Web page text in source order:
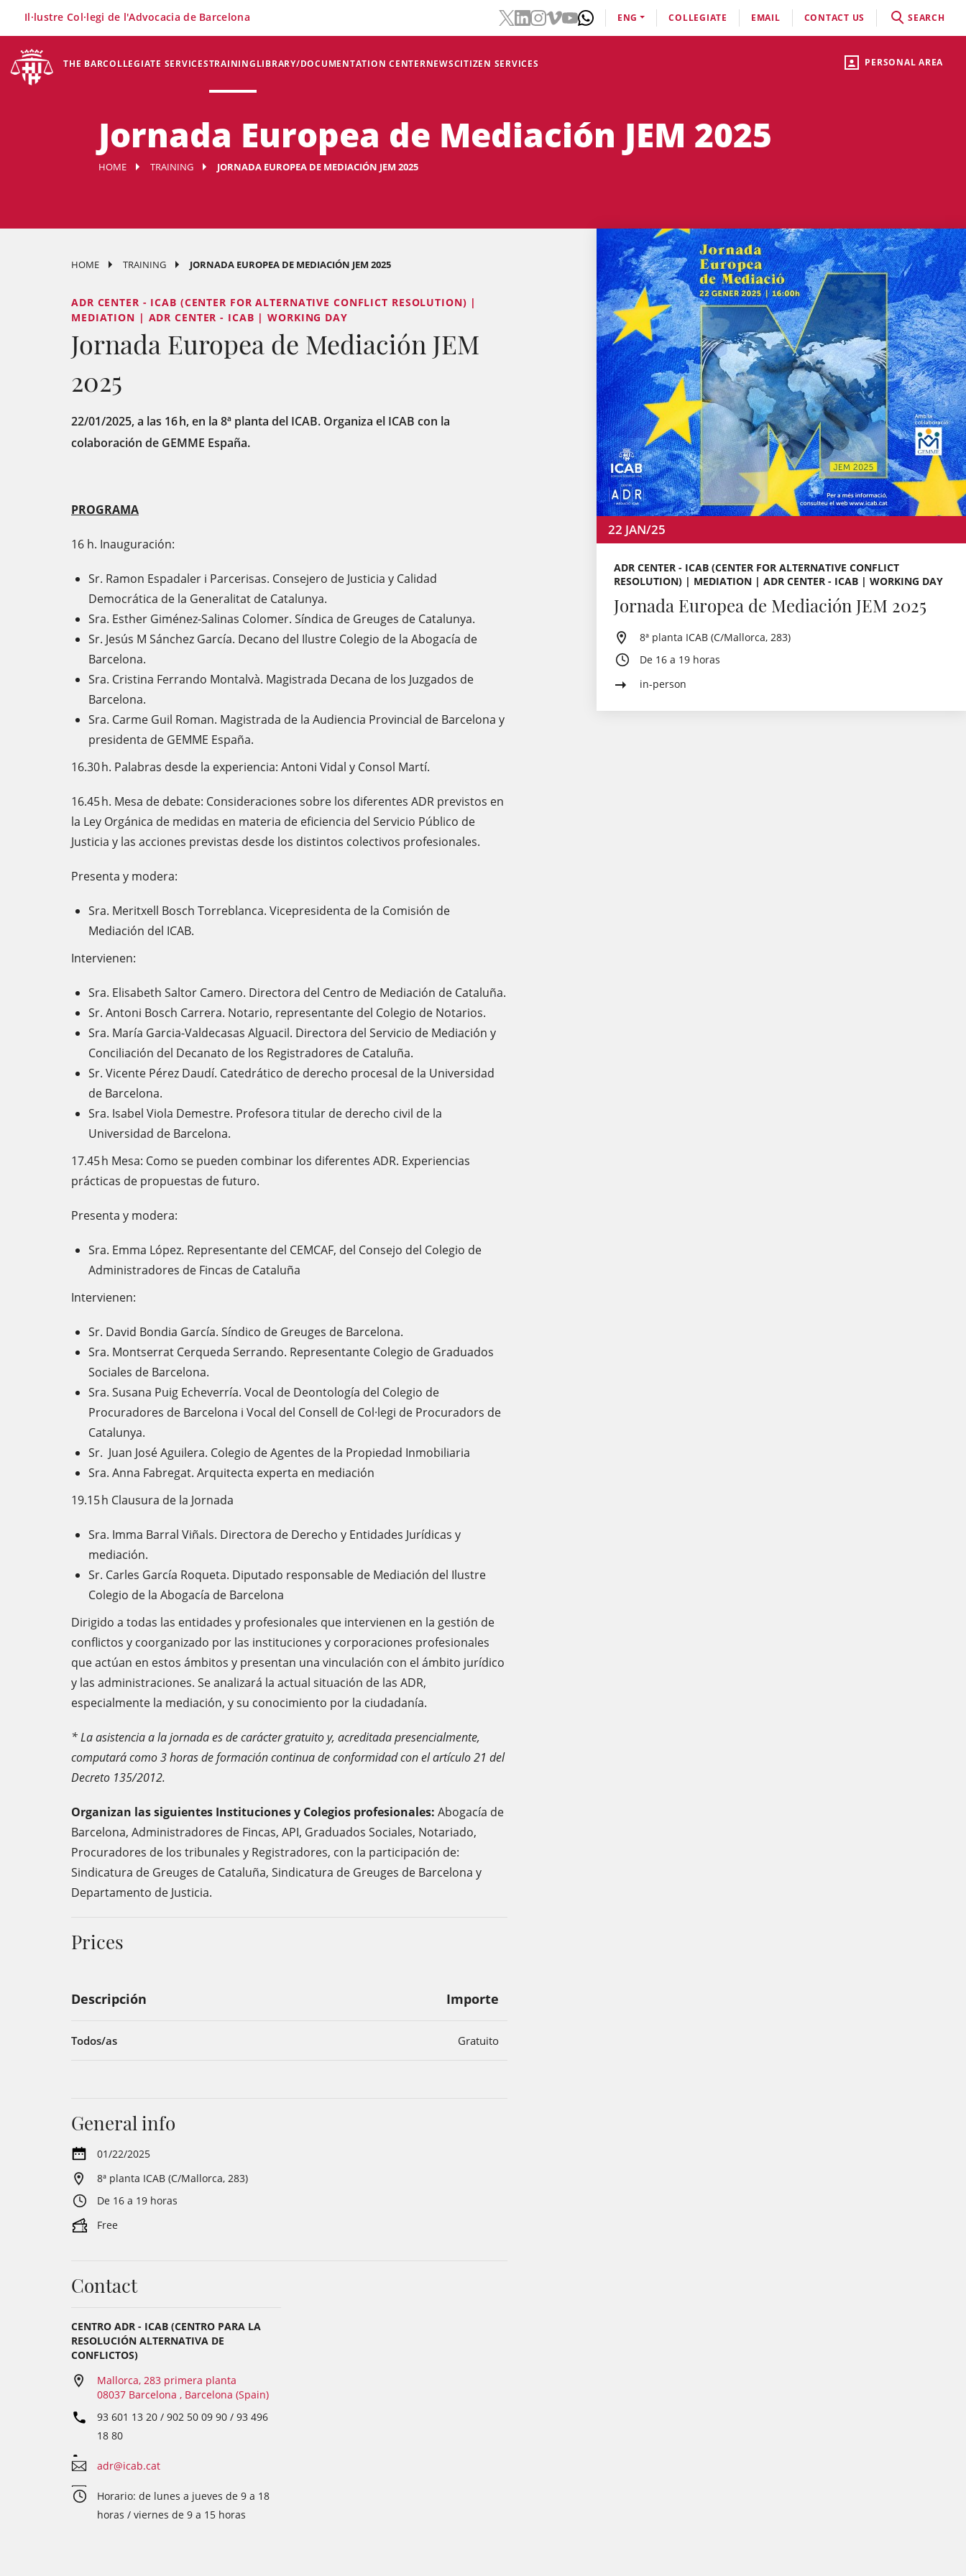
PERSONAL AREA
THE BARCOLLEGIATE SERVICESTRAININGLIBRARY/DOCUMENTATION CENTERNEWSCITIZEN SERVICES
Il·lustre Col·legi de l'Advocacia de Barcelona ENG COLLEGIATE EMAIL CONTACT US SEARCH
Jornada Europea de Mediación JEM 2025
HOME TRAINING JORNADA EUROPEA DE MEDIACIÓN JEM 2025
HOME TRAINING JORNADA EUROPEA DE MEDIACIÓN JEM 2025
ADR CENTER - ICAB (CENTER FOR ALTERNATIVE CONFLICT RESOLUTION) |
MEDIATION | ADR CENTER - ICAB | WORKING DAY
Jornada Europea de Mediación JEM
2025
22/01/2025, a las 16 h, en la 8ª planta del ICAB. Organiza el ICAB con la
colaboración de GEMME España.
PROGRAMA
16 h. Inauguración:
Sr. Ramon Espadaler i Parcerisas. Consejero de Justicia y Calidad
Democrática de la Generalitat de Catalunya.
Sra. Esther Giménez-Salinas Colomer. Síndica de Greuges de Catalunya.
Sr. Jesús M Sánchez García. Decano del Ilustre Colegio de la Abogacía de
Barcelona.
Sra. Cristina Ferrando Montalvà. Magistrada Decana de los Juzgados de
Barcelona.
Sra. Carme Guil Roman. Magistrada de la Audiencia Provincial de Barcelona y
presidenta de GEMME España.
16.30 h. Palabras desde la experiencia: Antoni Vidal y Consol Martí.
16.45 h. Mesa de debate: Consideraciones sobre los diferentes ADR previstos en
la Ley Orgánica de medidas en materia de eficiencia del Servicio Público de
Justicia y las acciones previstas desde los distintos colectivos profesionales.
Presenta y modera:
Sra. Meritxell Bosch Torreblanca. Vicepresidenta de la Comisión de
Mediación del ICAB.
Intervienen:
Sra. Elisabeth Saltor Camero. Directora del Centro de Mediación de Cataluña.
Sr. Antoni Bosch Carrera. Notario, representante del Colegio de Notarios.
Sra. María Garcia-Valdecasas Alguacil. Directora del Servicio de Mediación y
Conciliación del Decanato de los Registradores de Cataluña.
Sr. Vicente Pérez Daudí. Catedrático de derecho procesal de la Universidad
de Barcelona.
Sra. Isabel Viola Demestre. Profesora titular de derecho civil de la
Universidad de Barcelona.
17.45 h Mesa: Como se pueden combinar los diferentes ADR. Experiencias
prácticas de propuestas de futuro.
Presenta y modera:
Sra. Emma López. Representante del CEMCAF, del Consejo del Colegio de
Administradores de Fincas de Cataluña
Intervienen:
Sr. David Bondia García. Síndico de Greuges de Barcelona.
Sra. Montserrat Cerqueda Serrando. Representante Colegio de Graduados
Sociales de Barcelona.
Sra. Susana Puig Echeverría. Vocal de Deontología del Colegio de
Procuradores de Barcelona i Vocal del Consell de Col·legi de Procuradors de
Catalunya.
Sr. Juan José Aguilera. Colegio de Agentes de la Propiedad Inmobiliaria
Sra. Anna Fabregat. Arquitecta experta en mediación
19.15 h Clausura de la Jornada
Sra. Imma Barral Viñals. Directora de Derecho y Entidades Jurídicas y
mediación.
Sr. Carles García Roqueta. Diputado responsable de Mediación del Ilustre
Colegio de la Abogacía de Barcelona
Dirigido a todas las entidades y profesionales que intervienen en la gestión de
conflictos y coorganizado por las instituciones y corporaciones profesionales
que actúan en estos ámbitos y presentan una vinculación con el ámbito jurídico
y las administraciones. Se analizará la actual situación de las ADR,
especialmente la mediación, y su conocimiento por la ciudadanía.
* La asistencia a la jornada es de carácter gratuito y, acreditada presencialmente,
computará como 3 horas de formación continua de conformidad con el artículo 21 del
Decreto 135/2012.
Organizan las siguientes Instituciones y Colegios profesionales: Abogacía de
Barcelona, Administradores de Fincas, API, Graduados Sociales, Notariado,
Procuradores de los tribunales y Registradores, con la participación de:
Sindicatura de Greuges de Cataluña, Sindicatura de Greuges de Barcelona y
Departamento de Justicia.
Prices
Descripción Importe
Todos/as Gratuito
22 JAN/25
ADR CENTER - ICAB (CENTER FOR ALTERNATIVE CONFLICT
RESOLUTION) | MEDIATION | ADR CENTER - ICAB | WORKING DAY
Jornada Europea de Mediación JEM 2025
8ª planta ICAB (C/Mallorca, 283)
De 16 a 19 horas
in-person
General info
01/22/2025
8ª planta ICAB (C/Mallorca, 283)
De 16 a 19 horas
Free
Contact
CENTRO ADR - ICAB (CENTRO PARA LA
RESOLUCIÓN ALTERNATIVA DE
CONFLICTOS)
Mallorca, 283 primera planta
08037 Barcelona , Barcelona (Spain)
93 601 13 20 / 902 50 09 90 / 93 496
18 80
adr@icab.cat
Horario: de lunes a jueves de 9 a 18
horas / viernes de 9 a 15 horas